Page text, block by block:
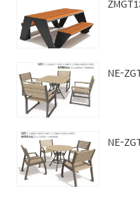
NE-
NE-